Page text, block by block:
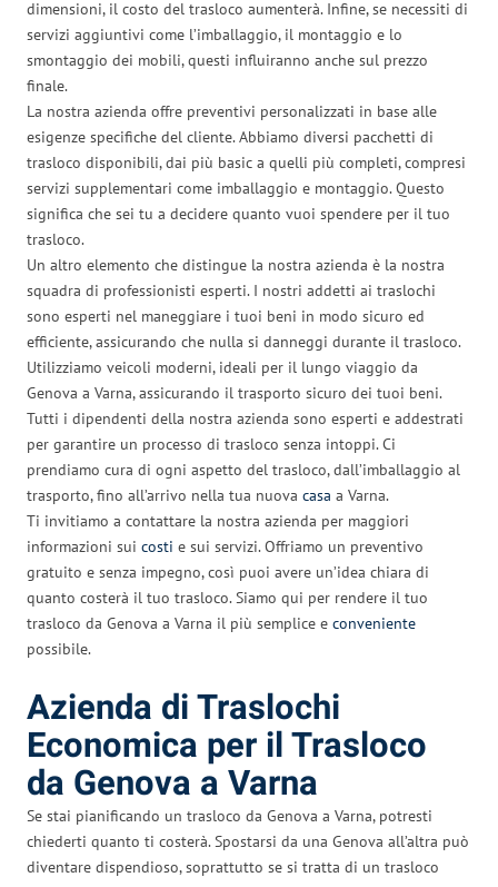
dimensioni, il costo del trasloco aumenterà. Infine, se necessiti di
servizi aggiuntivi come l’imballaggio, il montaggio e lo
smontaggio dei mobili, questi influiranno anche sul prezzo
finale.
La nostra azienda offre preventivi personalizzati in base alle
esigenze specifiche del cliente. Abbiamo diversi pacchetti di
trasloco disponibili, dai più basic a quelli più completi, compresi
servizi supplementari come imballaggio e montaggio. Questo
significa che sei tu a decidere quanto vuoi spendere per il tuo
trasloco.
Un altro elemento che distingue la nostra azienda è la nostra
squadra di professionisti esperti. I nostri addetti ai traslochi
sono esperti nel maneggiare i tuoi beni in modo sicuro ed
efficiente, assicurando che nulla si danneggi durante il trasloco.
Utilizziamo veicoli moderni, ideali per il lungo viaggio da
Genova a Varna, assicurando il trasporto sicuro dei tuoi beni.
Tutti i dipendenti della nostra azienda sono esperti e addestrati
per garantire un processo di trasloco senza intoppi. Ci
prendiamo cura di ogni aspetto del trasloco, dall’imballaggio al
trasporto, fino all’arrivo nella tua nuova casa a Varna.
Ti invitiamo a contattare la nostra azienda per maggiori
informazioni sui costi e sui servizi. Offriamo un preventivo
gratuito e senza impegno, così puoi avere un’idea chiara di
quanto costerà il tuo trasloco. Siamo qui per rendere il tuo
trasloco da Genova a Varna il più semplice e conveniente
possibile.
Azienda di Traslochi
Economica per il Trasloco
da Genova a Varna
Se stai pianificando un trasloco da Genova a Varna, potresti
chiederti quanto ti costerà. Spostarsi da una Genova all’altra può
diventare dispendioso, soprattutto se si tratta di un trasloco